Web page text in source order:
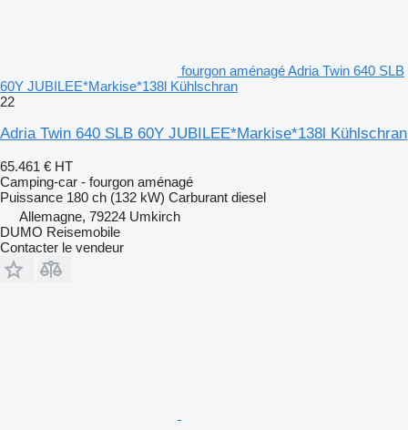
fourgon aménagé Adria Twin 640 SLB
60Y JUBILEE*Markise*138l Kühlschran
22
Adria Twin 640 SLB 60Y JUBILEE*Markise*138l Kühlschran
65.461 € HT
Camping-car - fourgon aménagé
Puissance 180 ch (132 kW) Carburant diesel
Allemagne, 79224 Umkirch
DUMO Reisemobile
Contacter le vendeur